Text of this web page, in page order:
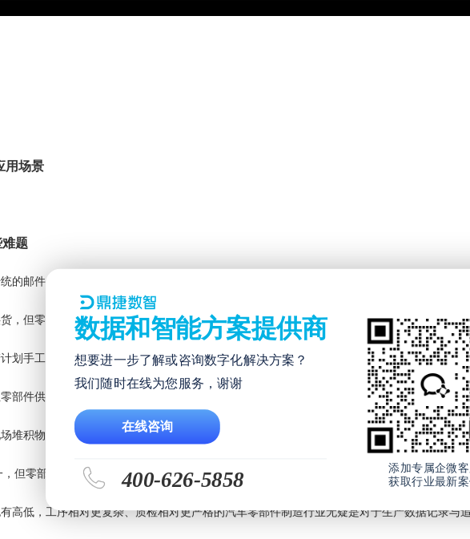
用场景
题
的邮件、传真及纸质方式人工处理方式，效率低下，协同性差，难以满足客户要求
，但零部件供应商的产销规划模型难以适配滚动模式，加之部分主机厂计划变动频繁，导致
划手工拆分成生产批任务，耗时耗力，且容易造成生产排程不合理，生产延误、漏单经常发
部件供应商在传统采购业务中约有1/4的采购业务无法准时供货，对资金造成了额外的压力
堆积物料或停工待料，影响现场整洁及生产交付
但零部件供应商在项目推进过程中普遍存在项目跟进不及时，核心参数漏变更，文档管理失
高低，工序相对更复杂、质检相对更严格的汽车零部件制造行业无疑是对于生产数据记录与
数据和智能方案提供商
想要进一步了解或咨询数字化解决方案？
我们随时在线为您服务，谢谢
在线咨询
400-626-5858
添加专属企微
获取行业最新案